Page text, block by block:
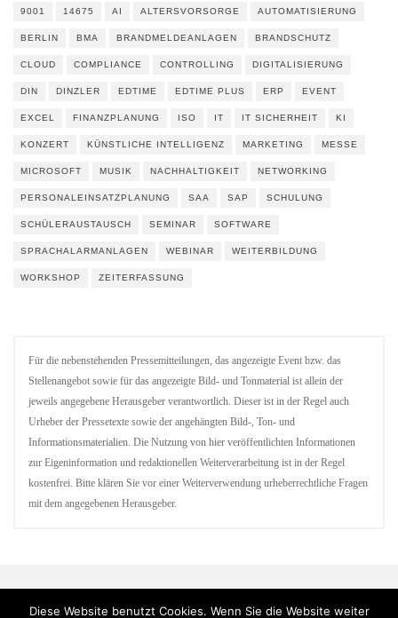
9001 14675 AI ALTERSVORSORGE AUTOMATISIERUNG
BERLIN BMA BRANDMELDEANLAGEN BRANDSCHUTZ
CLOUD COMPLIANCE CONTROLLING DIGITALISIERUNG
DIN DINZLER EDTIME EDTIME PLUS ERP EVENT
EXCEL FINANZPLANUNG ISO IT IT SICHERHEIT KI
KONZERT KÜNSTLICHE INTELLIGENZ MARKETING MESSE
MICROSOFT MUSIK NACHHALTIGKEIT NETWORKING
PERSONALEINSATZPLANUNG SAA SAP SCHULUNG
SCHÜLERAUSTAUSCH SEMINAR SOFTWARE
SPRACHALARMANLAGEN WEBINAR WEITERBILDUNG
WORKSHOP ZEITERFASSUNG
Für die nebenstehenden Pressemitteilungen, das angezeigte Event bzw. das
Stellenangebot sowie für das angezeigte Bild- und Tonmaterial ist allein der
jeweils angegebene Herausgeber verantwortlich. Dieser ist in der Regel auch
Urheber der Pressetexte sowie der angehängten Bild-, Ton- und
Informationsmaterialien. Die Nutzung von hier veröffentlichten Informationen
zur Eigeninformation und redaktionellen Weiterverarbeitung ist in der Regel
kostenfrei. Bitte klären Sie vor einer Weiterverwendung urheberrechtliche Fragen
mit dem angegebenen Herausgeber.
Diese Website benutzt Cookies. Wenn Sie die Website weiter